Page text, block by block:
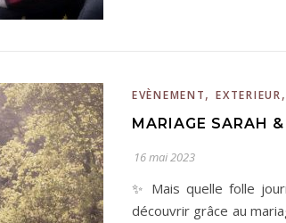
EVÈNEMENT,EXTERIEUR,
MARIAGE SARAH
16 mai 2023
✨ Mais quelle folle
découvrir grâce au